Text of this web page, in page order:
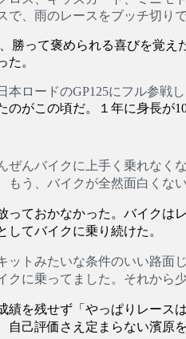
、雨のレースをブッチ切り
勝って褒められる喜びを覚
た。
本ロードのGP125にフル参戦
がこの頃だ。１年に身長が
ぜんバイクに上手く乗れな
もう、バイクが全然面白くな
っておかなかった。バイク
てバイクに乗り続けた。
ットみたいな条件のいい路
クに乗ってました。それから
を残せず「やっぱりレース
己評価さえ定まらない濱原